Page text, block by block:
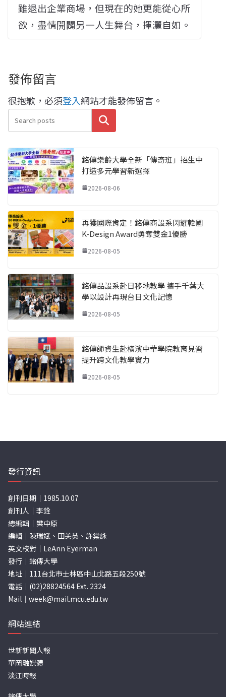
雖退出企業商場，但現在的她更能從心所
欲，盡情開闢另一人生舞台，揮灑自如。
發佈留言
很抱歉，必須登入網站才能發佈留言。
搜尋
銘傳樂齡大學全新「傳奇班」招生中
打造多元學習新選擇
2026-08-06
再獲國際肯定！銘傳商設系閃耀韓國
K-Design Award勇奪雙金1優勝
2026-08-05
銘傳品設系赴日移地教學 攜手千葉大
學以設計再現台日文化記憶
2026-08-05
銘傳師資生赴橫濱中華學院教育見習
提升跨文化教學實力
2026-08-05
發行資訊
創刊日期｜1985.10.07
創刊人｜李銓
總編輯｜樊中原
編輯｜陳瑞斌、田美英、許棠詠
英文校對｜LeAnn Eyerman
發行｜銘傳大學
地址｜111台北市士林區中山北路五段250號
電話｜(02)28824564 Ext. 2324
Mail｜ week@mail.mcu.edu.tw
網站連結
世新新聞人報
華岡融媒體
淡江時報